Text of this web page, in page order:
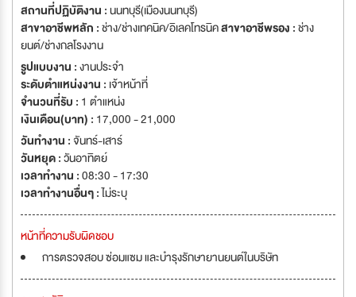
สถานที่ปฏิบัติงาน :นนทบุรี(เมืองนนทบุรี)
สาขาอาชีพหลัก :ช่าง/ช่างเทคนิค/อิเลคโทรนิคสาขาอาชีพรอง :ช่าง
ยนต์/ช่างกลโรงงาน
รูปแบบงาน :งานประจำ
ระดับตำแหน่งงาน : เจ้าหน้าที่
จำนวนที่รับ : 1 ตำแหน่ง
เงินเดือน(บาท) : 17,000 - 21,000
วันทำงาน :จันทร์-เสาร์
วันหยุด :วันอาทิตย์
เวลาทำงาน :08:30 - 17:30
เวลาทำงานอื่นๆ :ไม่ระบุ
หน้าที่ความรับผิดชอบ
การตรวจสอบ ซ่อมแซม และบำรุงรักษายานยนต์ในบริษัท